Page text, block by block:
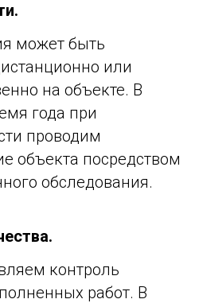
может быть
или
на объекте. В
года при
проводим
объекта посредством
обследования.
контроль
работ. В